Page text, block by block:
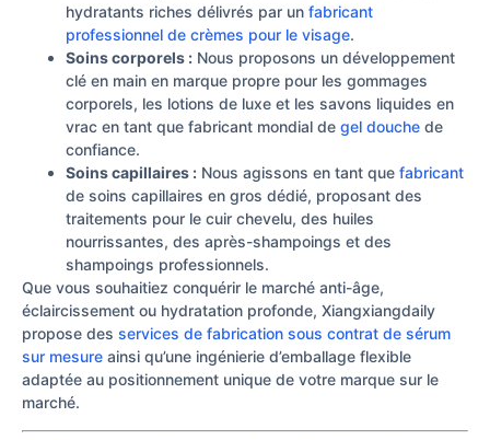
hydratants riches délivrés par un fabricant
professionnel de crèmes pour le visage.
Soins corporels : Nous proposons un développement
clé en main en marque propre pour les gommages
corporels, les lotions de luxe et les savons liquides en
vrac en tant que fabricant mondial de gel douche de
confiance.
Soins capillaires : Nous agissons en tant que fabricant
de soins capillaires en gros dédié, proposant des
traitements pour le cuir chevelu, des huiles
nourrissantes, des après-shampoings et des
shampoings professionnels.
Que vous souhaitiez conquérir le marché anti-âge,
éclaircissement ou hydratation profonde, Xiangxiangdaily
propose des services de fabrication sous contrat de sérum
sur mesure ainsi qu’une ingénierie d’emballage flexible
adaptée au positionnement unique de votre marque sur le
marché.